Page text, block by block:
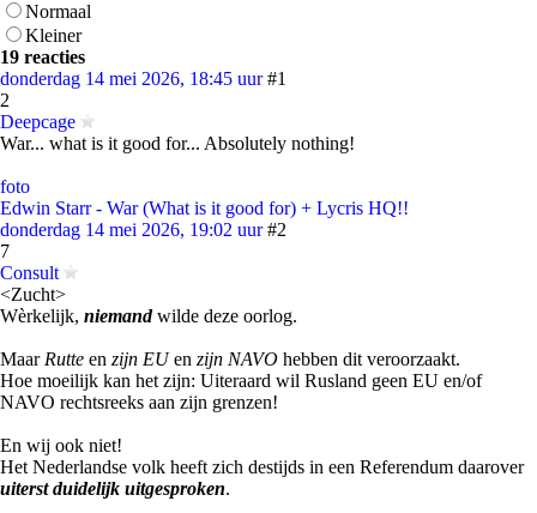
Normaal
Kleiner
19 reacties
donderdag 14 mei 2026, 18:45 uur #1
2
Deepcage
War... what is it good for... Absolutely nothing!
foto
Edwin Starr - War (What is it good for) + Lycris HQ!!
donderdag 14 mei 2026, 19:02 uur #2
7
Consult
<Zucht>
Wèrkelijk, niemandwilde deze oorlog.
Maar Rutte en zijn EUen zijn NAVO hebben dit veroorzaakt.
Hoe moeilijk kan het zijn: Uiteraard wil Rusland geen EU en/of
NAVO rechtsreeks aan zijn grenzen!
En wij ook niet!
Het Nederlandse volk heeft zich destijds in een Referendum daarover
uiterst duidelijk uitgesproken.